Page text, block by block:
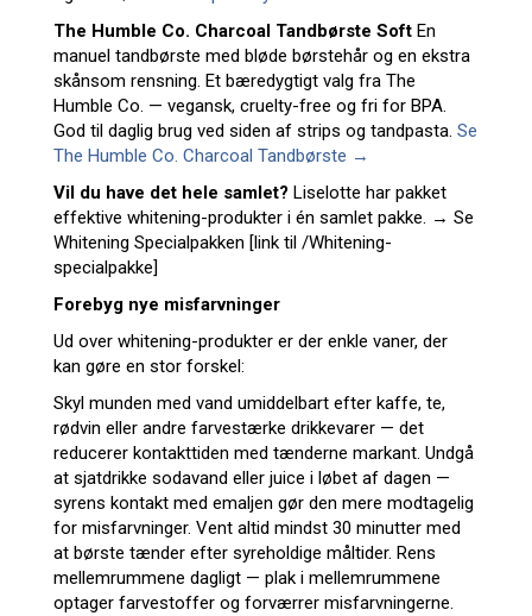
The Humble Co. Charcoal Tandbørste Soft En
manuel tandbørste med bløde børstehår og en ekstra
skånsom rensning. Et bæredygtigt valg fra The
Humble Co. — vegansk, cruelty-free og fri for BPA.
God til daglig brug ved siden af strips og tandpasta. Se
The Humble Co. Charcoal Tandbørste →
Vil du have det hele samlet? Liselotte har pakket
effektive whitening-produkter i én samlet pakke. → Se
Whitening Specialpakken [link til /Whitening-
specialpakke]
Forebyg nye misfarvninger
Ud over whitening-produkter er der enkle vaner, der
kan gøre en stor forskel:
Skyl munden med vand umiddelbart efter kaffe, te,
rødvin eller andre farvestærke drikkevarer — det
reducerer kontakttiden med tænderne markant. Undgå
at sjatdrikke sodavand eller juice i løbet af dagen —
syrens kontakt med emaljen gør den mere modtagelig
for misfarvninger. Vent altid mindst 30 minutter med
at børste tænder efter syreholdige måltider. Rens
mellemrummene dagligt — plak i mellemrummene
optager farvestoffer og forværrer misfarvningerne.